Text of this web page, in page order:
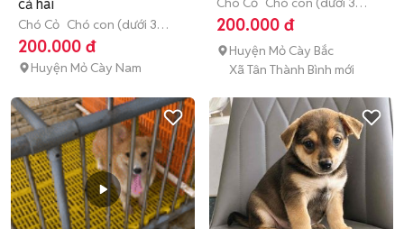
cả hai
Chó Cỏ Chó con (dưới 3
tháng tuổi)
200.000 đ
Huyện Mỏ Cày Nam
tháng tuổi)
200.000 đ
Huyện Mỏ Cày Bắc
Xã Tân Thành Bình mới